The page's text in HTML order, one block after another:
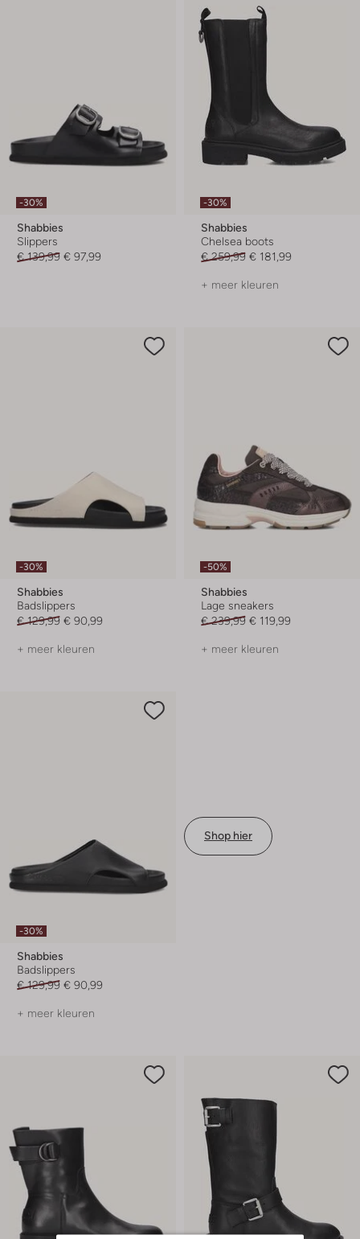
-30%
Shabbies
Slippers
€ 139,99 € 97,99
-30%
Shabbies
Chelsea boots
€ 259,99 € 181,99
+ meer kleuren
-30%
Shabbies
Badslippers
€ 129,99 € 90,99
+ meer kleuren
-50%
Shabbies
Lage sneakers
€ 239,99 € 119,99
+ meer kleuren
-30%
Shabbies
Badslippers
€ 129,99 € 90,99
+ meer kleuren
Shop hier